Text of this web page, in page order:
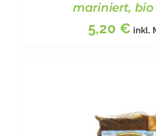
mariniert, bio
5,20 € inkl.